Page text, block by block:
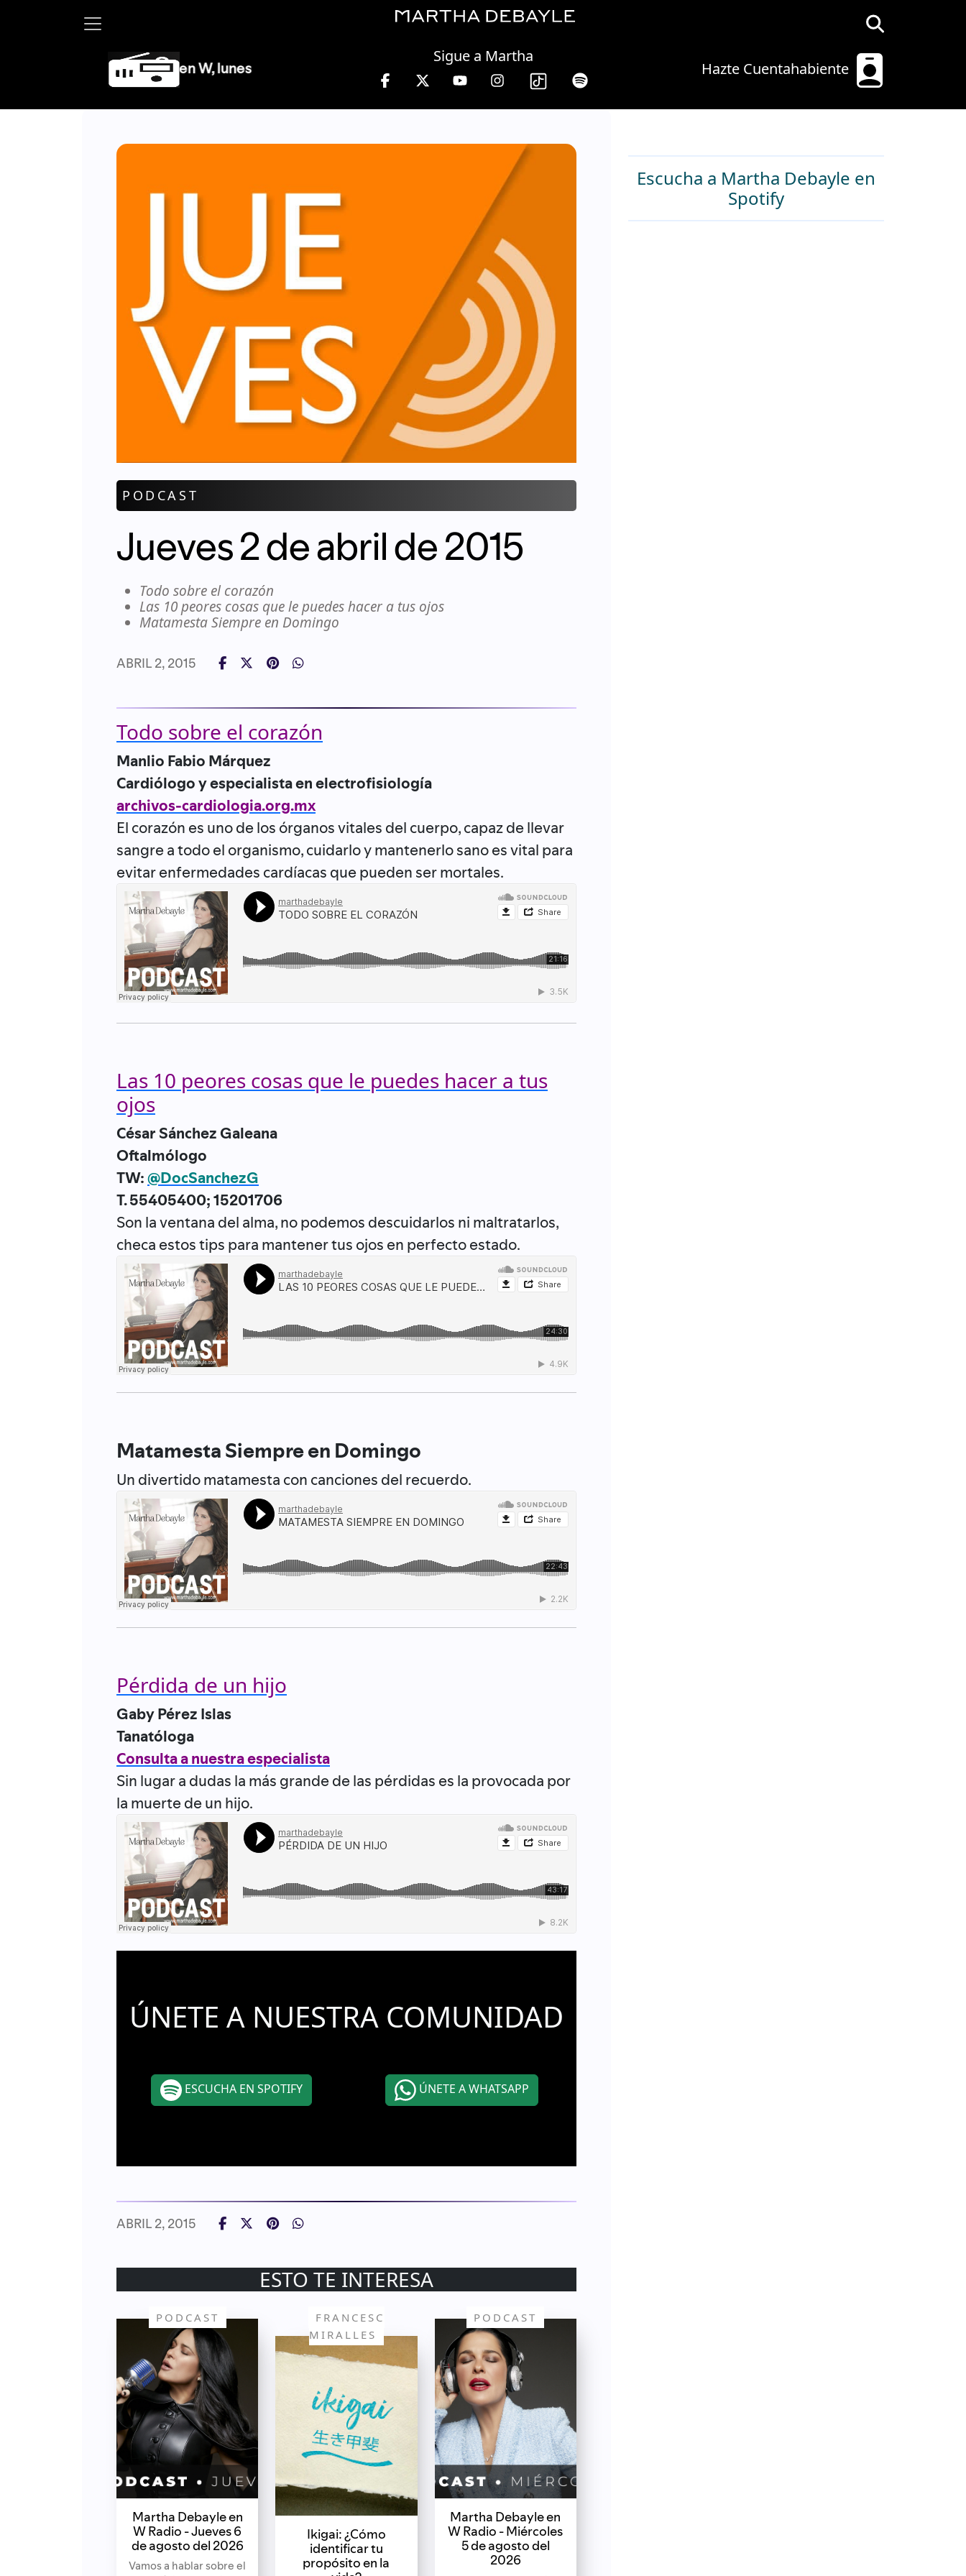
Hazte Cuentahabiente
Sigue a Martha
Debayle en W, lunes a viernes de 10 a 13 hrs.
PODCAST
Jueves 2 de abril de 2015
Todo sobre el corazón
Las 10 peores cosas que le puedes hacer a tus ojos
Matamesta Siempre en Domingo
ABRIL 2, 2015
Todo sobre el corazón
Manlio Fabio Márquez
Cardiólogo y especialista en electrofisiología
archivos-cardiologia.org.mx
El corazón es uno de los órganos vitales del cuerpo, capaz de llevar
sangre a todo el organismo, cuidarlo y mantenerlo sano es vital para
evitar enfermedades cardíacas que pueden ser mortales.
Las 10 peores cosas que le puedes hacer a tus
ojos
César Sánchez Galeana
Oftalmólogo
TW:@DocSanchezG
T. 55405400; 15201706
Son la ventana del alma, no podemos descuidarlos ni maltratarlos,
checa estos tips para mantener tus ojos en perfecto estado.
Matamesta Siempre en Domingo
Un divertido matamesta con canciones del recuerdo.
Pérdida de un hijo
Gaby Pérez Islas
Tanatóloga
Consulta a nuestra especialista
Sin lugar a dudas la más grande de las pérdidas es la provocada por
la muerte de un hijo.
ÚNETE A NUESTRA COMUNIDAD
ESCUCHA EN SPOTIFY ÚNETE A WHATSAPP
ABRIL 2, 2015
ESTO TE INTERESA
PODCAST
Martha Debayle en
W Radio - Jueves 6
de agosto del 2026
Vamos a hablar sobre el
FRANCESC
MIRALLES
Ikigai: ¿Cómo
identificar tu
propósito en la
PODCAST
Martha Debayle en
W Radio - Miércoles
5 de agosto del
2026
Escucha a Martha Debayle en
Spotify